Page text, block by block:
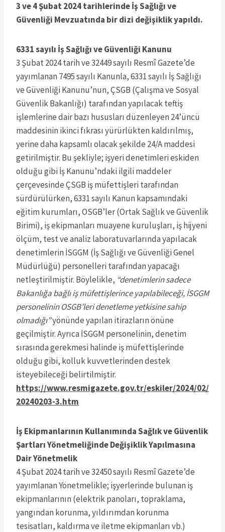
3 ve 4 Şubat 2024 tarihlerinde İş Sağlığı ve
Güvenliği Mevzuatında bir dizi değişiklik yapıldı.
6331 sayılı İş Sağlığı ve Güvenliği Kanunu
3 Şubat 2024 tarih ve 32449 sayılı Resmî Gazete’de
yayımlanan 7495 sayılı Kanunla, 6331 sayılı İş Sağlığı
ve Güvenliği Kanunu’nun, ÇSGB (Çalışma ve Sosyal
Güvenlik Bakanlığı) tarafından yapılacak teftiş
işlemlerine dair bazı hususları düzenleyen 24’üncü
maddesinin ikinci fıkrası yürürlükten kaldırılmış,
yerine daha kapsamlı olacak şekilde 24/A maddesi
getirilmiştir. Bu şekliyle; işyeri denetimleri eskiden
olduğu gibi İş Kanunu’ndaki ilgili maddeler
çerçevesinde ÇSGB iş müfettişleri tarafından
sürdürülürken, 6331 sayılı Kanun kapsamındaki
eğitim kurumları, OSGB’ler (Ortak Sağlık ve Güvenlik
Birimi), iş ekipmanları muayene kuruluşları, iş hijyeni
ölçüm, test ve analiz laboratuvarlarında yapılacak
denetimlerin İSGGM (İş Sağlığı ve Güvenliği Genel
Müdürlüğü) personelleri tarafından yapacağı
netleştirilmiştir. Böylelikle, “denetimlerin sadece
Bakanlığa bağlı iş müfettişlerince yapılabileceği, İSGGM
personelinin OSGB’leri denetleme yetkisine sahip
olmadığı”yönünde yapılan itirazların önüne
geçilmiştir. Ayrıca İSGGM personelinin, denetim
sırasında gerekmesi halinde iş müfettişlerinde
olduğu gibi, kolluk kuvvetlerinden destek
isteyebileceği belirtilmiştir.
https://www.resmigazete.gov.tr/eskiler/2024/02/
20240203-3.htm
İş Ekipmanlarının Kullanımında Sağlık ve Güvenlik
Şartları Yönetmeliğinde Değişiklik Yapılmasına
Dair Yönetmelik
4 Şubat 2024 tarih ve 32450 sayılı Resmî Gazete’de
yayımlanan Yönetmelikle; işyerlerinde bulunan iş
ekipmanlarının (elektrik panoları, topraklama,
yangından korunma, yıldırımdan korunma
tesisatları, kaldırma ve iletme ekipmanları vb.)